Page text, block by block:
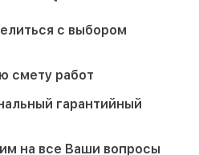
с выбором
смету работ
гарантийный
на все Ваши вопросы